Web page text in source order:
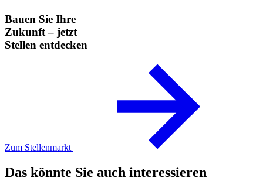
Bauen Sie Ihre
Zukunft – jetzt
Stellen entdecken
Zum Stellenmarkt
Das könnte Sie auch interessieren